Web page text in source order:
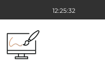
12:25:34